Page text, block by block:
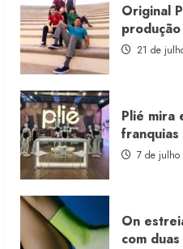
Original
21 de
Plié mira
7 de
On
com